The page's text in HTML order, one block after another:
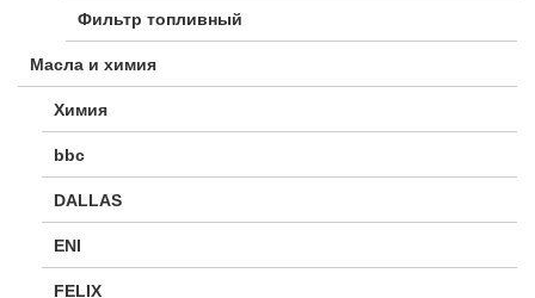
Фильтр топливный
Масла и химия
Химия
bbc
DALLAS
ENI
FELIX